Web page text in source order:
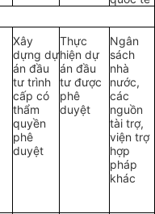
Xây
dựng dự
án đầu
tư trình
cấp có
thẩm
quyền
phê
duyệt
Thực
hiện dự
án đầu
tư được
phê
duyệt
Ngân
sách
nhà
nước,
các
nguồn
tài trợ,
viện trợ
hợp
pháp
khác